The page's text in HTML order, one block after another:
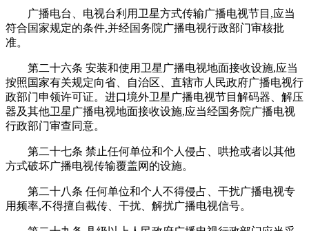
广播电台、电视台利用卫星方式传输广播电视节目,应当
符合国家规定的条件,并经国务院广播电视行政部门审核批
准。
第二十六条 安装和使用卫星广播电视地面接收设施,应当
按照国家有关规定向省、自治区、直辖市人民政府广播电视行
政部门申领许可证。进口境外卫星广播电视节目解码器、解压
器及其他卫星广播电视地面接收设施,应当经国务院广播电视
行政部门审查同意。
第二十七条 禁止任何单位和个人侵占、哄抢或者以其他
方式破坏广播电视传输覆盖网的设施。
第二十八条 任何单位和个人不得侵占、干扰广播电视专
用频率,不得擅自截传、干扰、解扰广播电视信号。